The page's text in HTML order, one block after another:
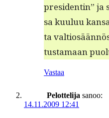
pres­i­dentin” ja
sa kuu­luu
ta
tus­ta­maan
Vastaa
Pelottelija sanoo:
14.11.2009 12:41